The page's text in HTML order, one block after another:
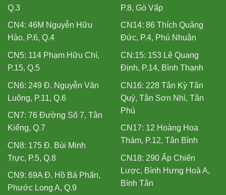
Q.3
CN4: 46M Nguyễn Hữu
Hào, P.6, Q.4
CN5: 114 Phạm Hữu Chí,
P.15, Q.5
CN6: 249 Đ. Nguyễn Văn
Luông, P.11, Q.6
CN7: 76 Đường Số 7, Tân
Kiểng, Q.7
CN8: 175 Đ. Bùi Minh
Trực, P.5, Q.8
CN9: 69A Đ. Hồ Bá Phấn,
Phước Long A, Q.9
P.8, Gò Vấp
CN14: 86 Thích Quảng
Đức, P.4, Phú Nhuận
CN:15: 153 Lê Quang
Định, P.14, Bình Thạnh
CN16: 228 Tân Kỳ Tân
Quý, Tân Sơn Nhì, Tân
Phú
CN17: 12 Hoàng Hoa
Thám, P.12, Tân Bình
CN18: 290 Ấp Chiến
Lược, Bình Hưng Hoà A,
Bình Tân